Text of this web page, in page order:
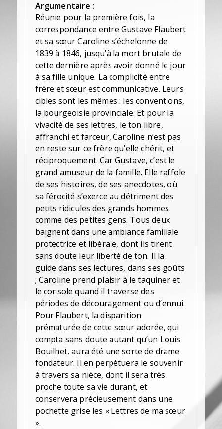
Argumentaire :
Réunie pour la première fois, la
correspondance entre Gustave Flaubert
et sa sœur Caroline s’échelonne de
1839 à 1846, jusqu’à la mort brutale de
cette dernière après avoir donné le jour
à sa fille unique. La complicité entre
frère et sœur est communicative. Leurs
cibles sont les mêmes : les conventions,
la bourgeoisie provinciale. Et pour la
vivacité de ses lettres, le ton libre,
affranchi et farceur, Caroline n’est pas
en reste sur ce frère qu’elle chérit, et
réciproquement. Car Gustave, c’est le
grand amuseur de la famille. Elle raffole
de ses histoires, de ses anecdotes, où
sa férocité s’exerce au détriment des
petits ridicules des grands hommes
comme des petites gens. Tous deux
baignent dans une ambiance familiale
protectrice et libérale, dont ils tirent
sans doute leur liberté de ton. Il la
guide dans ses lectures, dans ses goûts
; Caroline prend plaisir à le taquiner et
le console quand il traverse des
périodes de découragement ou d’ennui.
Pour Flaubert, la disparition
prématurée de cette sœur adorée, qui
compta sans doute autant qu’un Louis
Bouilhet, aura été une sorte de drame
fondateur. Il en perpétuera le souvenir
à travers sa nièce, dont il sera très
proche toute sa vie durant, et
conservera précieusement dans une
pochette grise les « Lettres de ma sœur
».